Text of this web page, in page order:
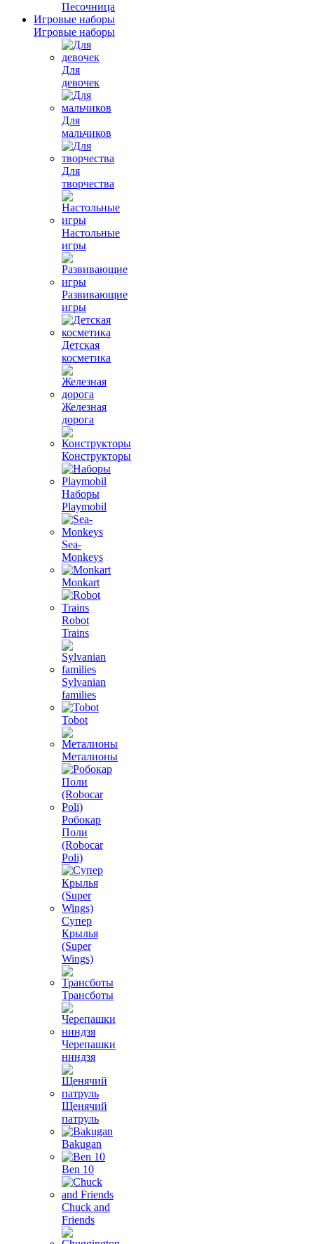
Песочница
Игровые наборы
Игровые наборы
Для
девочек
Для
мальчиков
Для
творчества
Настольные
игры
Развивающие
игры
Детская
косметика
Железная
дорога
Конструкторы
Наборы
Playmobil
Sea-
Monkeys
Monkart
Robot
Trains
Sylvanian
families
Tobot
Металионы
Робокар
Поли
(Robocar
Poli)
Супер
Крылья
(Super
Wings)
Трансботы
Черепашки
ниндзя
Щенячий
патруль
Bakugan
Ben 10
Chuck and
Friends